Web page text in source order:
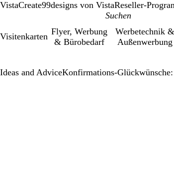
VistaCreate99designs von VistaReseller-
Visitenkarten
Flyer, Werbung
& Bürobedarf
Werbetechnik &
Außenwerbung
Ideas and AdviceKonfirmations-